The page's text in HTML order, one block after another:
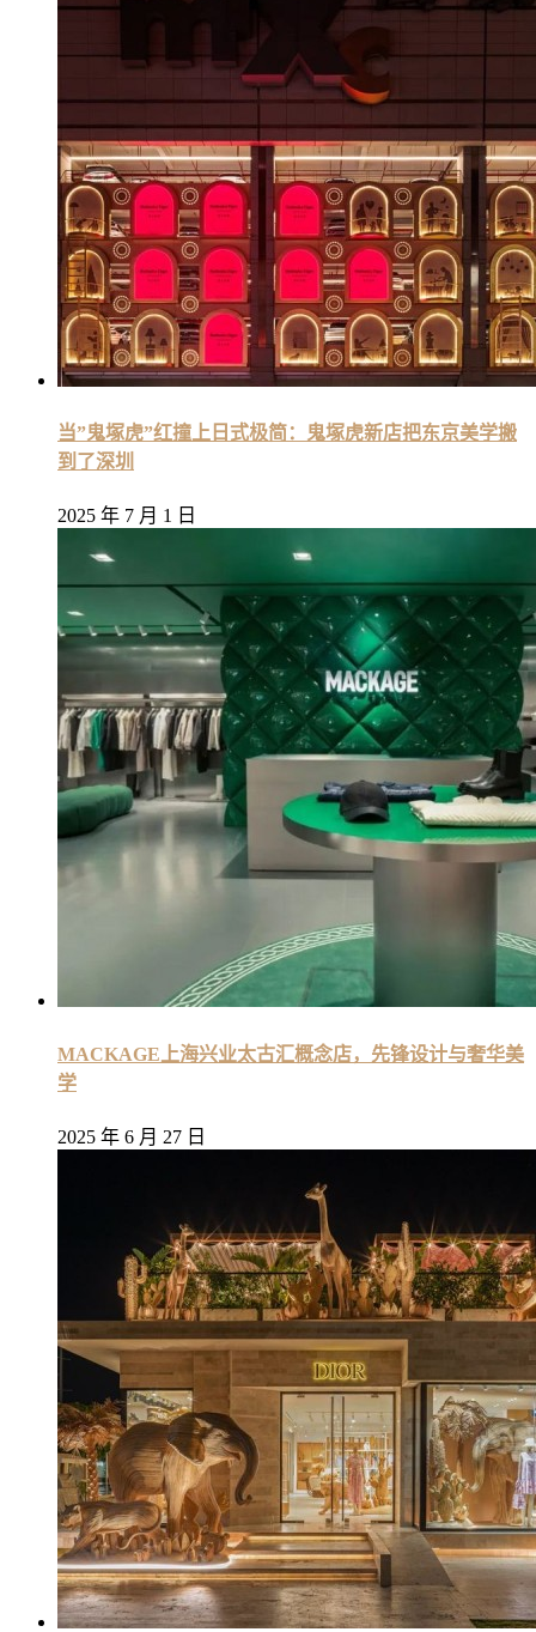
当”鬼塚虎”红撞上日式极简：鬼塚虎新店把东京美学搬
到了深圳
2025 年 7 月 1 日
MACKAGE上海兴业太古汇概念店，先锋设计与奢华美
学
2025 年 6 月 27 日